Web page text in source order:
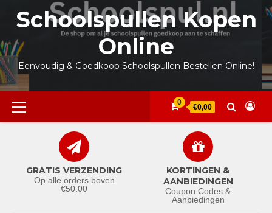
inhoud
Schoolspullen Kopen
Online
Eenvoudig & Goedkoop Schoolspullen Bestellen Online!
Primair
menu
0
€0,00
GRATIS VERZENDING
Op alle orders boven
€50.00
KORTINGEN &
AANBIEDINGEN
Coupon Codes &
Aanbiedingen